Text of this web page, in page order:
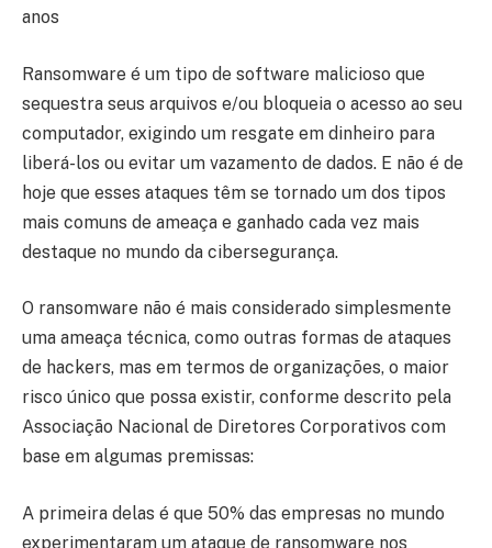
anos
Ransomware é um tipo de software malicioso que
sequestra seus arquivos e/ou bloqueia o acesso ao seu
computador, exigindo um resgate em dinheiro para
liberá-los ou evitar um vazamento de dados. E não é de
hoje que esses ataques têm se tornado um dos tipos
mais comuns de ameaça e ganhado cada vez mais
destaque no mundo da cibersegurança.
O ransomware não é mais considerado simplesmente
uma ameaça técnica, como outras formas de ataques
de hackers, mas em termos de organizações, o maior
risco único que possa existir, conforme descrito pela
Associação Nacional de Diretores Corporativos com
base em algumas premissas:
A primeira delas é que 50% das empresas no mundo
experimentaram um ataque de ransomware nos